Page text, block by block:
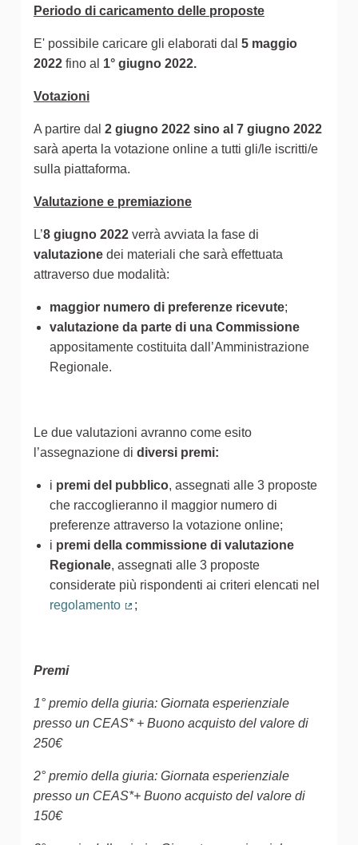
Periodo di caricamento delle proposte
E' possibile caricare gli elaborati dal 5 maggio
2022 fino al 1° giugno 2022.
Votazioni
A partire dal 2 giugno 2022 sino al 7 giugno 2022
sarà aperta la votazione online a tutti gli/le iscritti/e
sulla piattaforma.
Valutazione e premiazione
L’8 giugno 2022 verrà avviata la fase di
valutazione dei materiali che sarà effettuata
attraverso due modalità:
maggior numero di preferenze ricevute;
valutazione da parte di una Commissione
appositamente costituita dall’Amministrazione
Regionale.
Le due valutazioni avranno come esito
l’assegnazione di diversi premi:
i premi del pubblico, assegnati alle 3 proposte
che raccoglieranno il maggior numero di
preferenze attraverso la votazione online;
i premi della commissione di valutazione
Regionale, assegnati alle 3 proposte
considerate più rispondenti ai criteri elencati nel
regolamento
;
Premi
1° premio della giuria: Giornata esperienziale
presso un CEAS* + Buono acquisto del valore di
250€
2° premio della giuria: Giornata esperienziale
presso un CEAS*+ Buono acquisto del valore di
150€